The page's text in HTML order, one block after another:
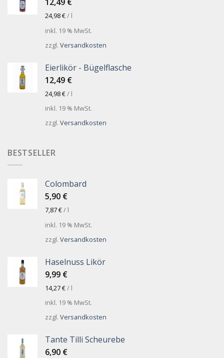
12,49 €
24,98€/ l
inkl. 19 % MwSt.
zzgl. Versandkosten
Eierlikör - Bügelflasche
12,49 €
24,98€/ l
inkl. 19 % MwSt.
zzgl. Versandkosten
BESTSELLER
Colombard
5,90 €
7,87€/ l
inkl. 19 % MwSt.
zzgl. Versandkosten
Haselnuss Likör
9,99 €
14,27€/ l
inkl. 19 % MwSt.
zzgl. Versandkosten
Tante Tilli Scheurebe
6,90 €